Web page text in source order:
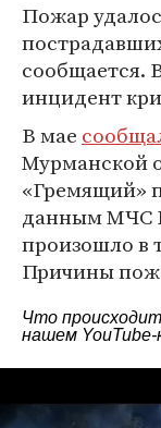
Пожар
сообщается.
инцидент
В мае
Мурманской
«Гремящий»
данным МЧС
произошло в
Причины
Что
нашем